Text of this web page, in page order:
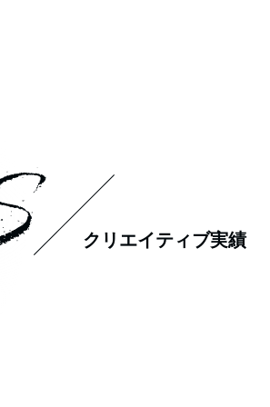
クリエイティブ実績